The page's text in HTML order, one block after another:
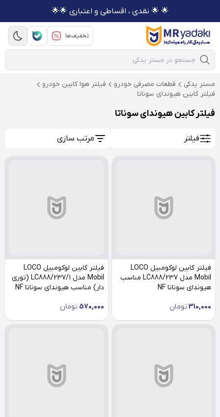
🌟 🌟 نقدی ، اقساطی و اعتباری 🌟🌟
تخفیف‌ها
Mobile Search
مستر یدکی قطعات مصرفی خودرو
فیلتر هوا کابین خودرو
فیلتر کابین هیوندای سوناتا
فیلتر کابین هیوندای سوناتا
فیلتر مرتب سازی
فیلتر کابین لوکومبیل LOCO
Mobil مدل LC888/237 مناسب
هیوندای سوناتا NF
310,000 تومان
فیلتر کابین لوکومبیل LOCO
Mobil مدل LC888/237/1 (توری
دار) مناسب هیوندای سوناتا NF
570,000 تومان